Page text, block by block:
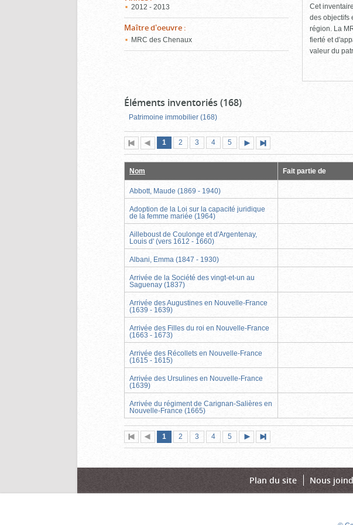
2012 - 2013
Maître d'oeuvre :
MRC des Chenaux
Cet
des objectifs
région. La
fierté et
valeur du
Éléments inventoriés (168)
Patrimoine immobilier (168)
Première
page
Page
précédente
Page
1 (page
actuelle)
Page
2 Page
3 Page
4 Page
5
suivante
page
Nom Fait partie de
Abbott, Maude (1869 - 1940)
Adoption de la Loi sur la capacité juridique
de la femme mariée (1964)
Ailleboust de Coulonge et d'Argentenay,
Louis d' (vers 1612 - 1660)
Albani, Emma (1847 - 1930)
Arrivée de la Société des vingt-et-un au
Saguenay (1837)
Arrivée des Augustines en Nouvelle-France
(1639 - 1639)
Arrivée des Filles du roi en Nouvelle-France
(1663 - 1673)
Arrivée des Récollets en Nouvelle-France
(1615 - 1615)
Arrivée des Ursulines en Nouvelle-France
(1639)
Arrivée du régiment de Carignan-Salières en
Nouvelle-France (1665)
Première
page
Page
précédente
Page
1 (page
actuelle)
Page
2 Page
3 Page
4 Page
5
suivante
page
Plan du site Nous